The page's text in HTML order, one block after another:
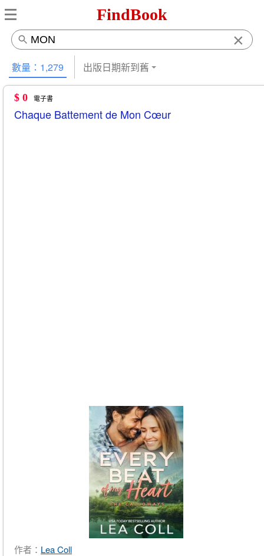
FindBook
×
數量：1,279 出版日期新到舊
$ 0 電子書
Chaque Battement de Mon Cœur
作者： Lea Coll